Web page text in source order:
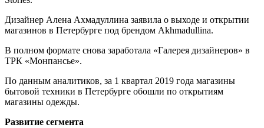
Дизайнер Алена Ахмадуллина заявила о выходе и открытии
магазинов в Петербурге под брендом Akhmadullina.
В полном формате снова заработала «Галерея дизайнеров» в
ТРК «Монпансье».
По данным аналитиков, за 1 квартал 2019 года магазины
бытовой техники в Петербурге обошли по открытиям
магазины одежды.
Развитие сегмента